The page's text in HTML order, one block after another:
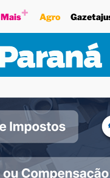
Mais+ Agro